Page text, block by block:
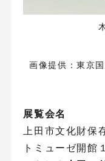
画像提供：東京
展覧会名
上田市文化財保
トミューゼ開